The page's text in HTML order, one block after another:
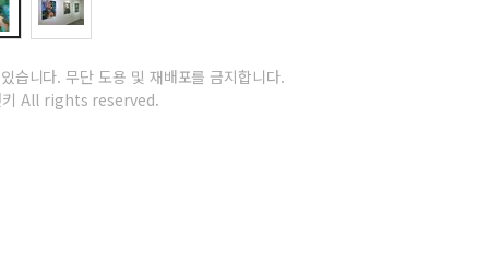
습니다. 무단 도용 및 재배포를 금지합니다.
All rights reserved.